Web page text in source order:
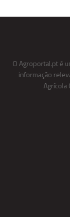
O Agroportal.pt é
informação
Agrícola